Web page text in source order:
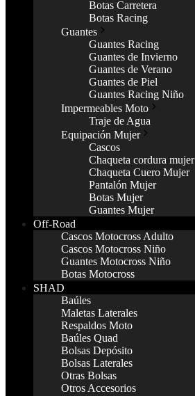
Botas Carretera
Botas Racing
Guantes
Guantes Racing
Guantes de Invierno
Guantes de Verano
Guantes de Piel
Guantes Racing Niño
Impermeables Moto
Traje de Agua
Equipación Mujer
Cascos
Chaqueta cordura mujer
Chaqueta Cuero Mujer
Pantalón Mujer
Botas Mujer
Guantes Mujer
Off-Road
Cascos Motocross Adulto
Cascos Motocross Niño
Guantes Motocross Niño
Botas Motocross
SHAD
Baúles
Maletas Laterales
Respaldos Moto
Baúles Quad
Bolsas Depósito
Bolsas Laterales
Otras Bolsas
Otros Accesorios